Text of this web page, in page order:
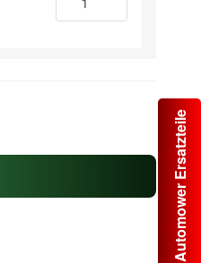
Automower Ersatzteile